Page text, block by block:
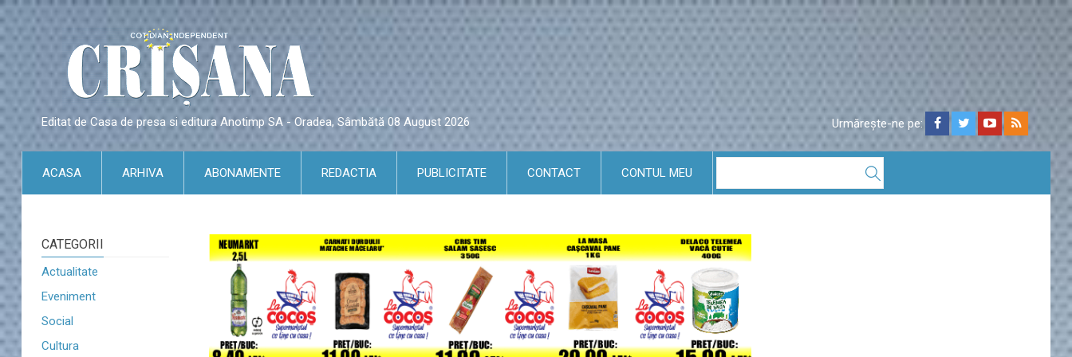
Editat de Casa de presa si editura Anotimp SA - Oradea, Sâmbătă 08 August 2026 Urmărește-ne pe:
ACASA ARHIVA ABONAMENTE REDACTIA PUBLICITATE CONTACT CONTUL MEU
CATEGORII
Actualitate
Eveniment
Social
Cultura